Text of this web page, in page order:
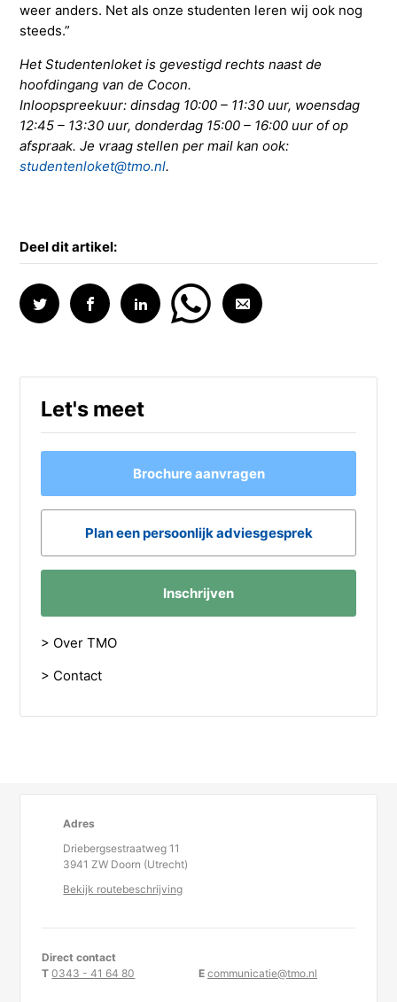
weer anders. Net als onze studenten leren wij ook nog
steeds.”
Het Studentenloket is gevestigd rechts naast de
hoofdingang van de Cocon.
Inloopspreekuur: dinsdag 10:00 – 11:30 uur, woensdag
12:45 – 13:30 uur, donderdag 15:00 – 16:00 uur of op
afspraak. Je vraag stellen per mail kan ook:
studentenloket@tmo.nl.
Deel dit artikel:
Let's meet
Brochure aanvragen
Plan een persoonlijk adviesgesprek
Inschrijven
> Over TMO
> Contact
Adres
Driebergsestraatweg 11
3941 ZW Doorn (Utrecht)
Bekijk routebeschrijving
Direct contact
T0343 - 41 64 80 E communicatie@tmo.nl